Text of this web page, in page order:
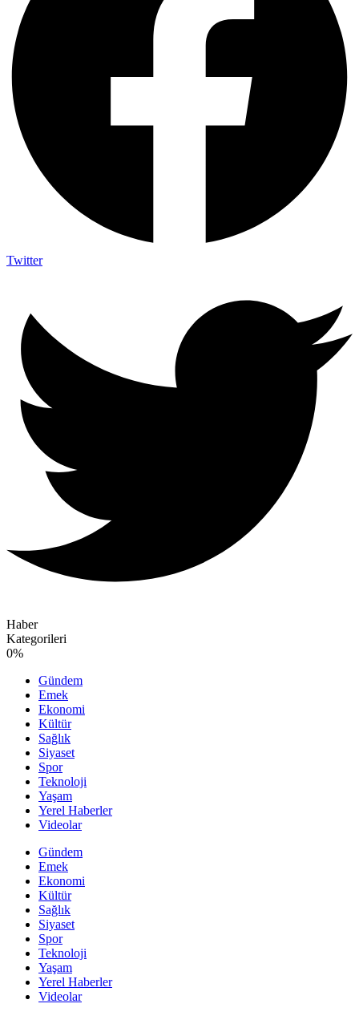
Twitter
Haber
Kategorileri
0%
Gündem
Emek
Ekonomi
Kültür
Sağlık
Siyaset
Spor
Teknoloji
Yaşam
Yerel Haberler
Videolar
Gündem
Emek
Ekonomi
Kültür
Sağlık
Siyaset
Spor
Teknoloji
Yaşam
Yerel Haberler
Videolar